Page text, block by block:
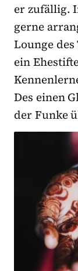
er zufällig.
gerne
Lounge
ein
Des einen
der Funke